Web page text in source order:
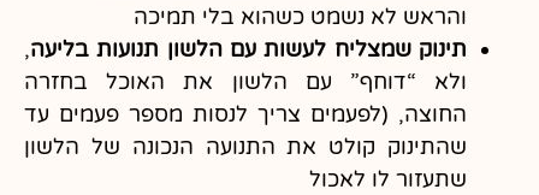
והראש לא נשמט כשהוא בלי תמיכה
תינוק שמצליח לעשות עם הלשון תנועות בליעה,
ולא “דוחף” עם הלשון את האוכל בחזרה
החוצה, (לפעמים צריך לנסות מספר פעמים עד
שהתינוק קולט את התנועה הנכונה של הלשון
שתעזור לו לאכול